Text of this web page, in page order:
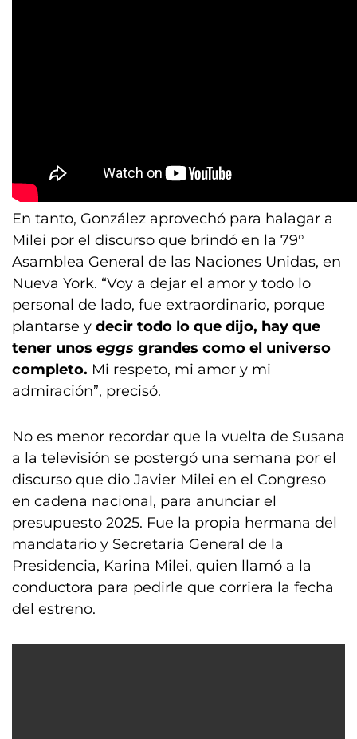
En tanto, González aprovechó para halagar a
Milei por el discurso que brindó en la 79°
Asamblea General de las Naciones Unidas, en
Nueva York. “Voy a dejar el amor y todo lo
personal de lado, fue extraordinario, porque
plantarse y decir todo lo que dijo, hay que
tener unos eggs grandes como el universo
completo. Mi respeto, mi amor y mi
admiración”, precisó.
No es menor recordar que la vuelta de Susana
a la televisión se postergó una semana por el
discurso que dio Javier Milei en el Congreso
en cadena nacional, para anunciar el
presupuesto 2025. Fue la propia hermana del
mandatario y Secretaria General de la
Presidencia, Karina Milei, quien llamó a la
conductora para pedirle que corriera la fecha
del estreno.